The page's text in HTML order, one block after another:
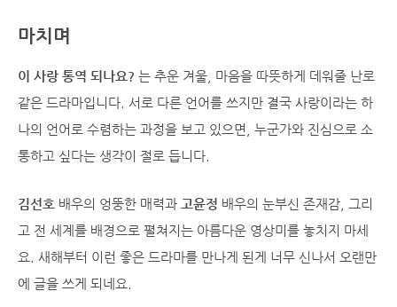
마치며
이 사랑 통역 되나요? 는 추운 겨울, 마음을 따뜻하게 데워줄 난로
같은 드라마입니다. 서로 다른 언어를 쓰지만 결국 사랑이라는 하
나의 언어로 수렴하는 과정을 보고 있으면, 누군가와 진심으로 소
통하고 싶다는 생각이 절로 듭니다.
김선호 배우의 엉뚱한 매력과 고윤정 배우의 눈부신 존재감, 그리
고 전 세계를 배경으로 펼쳐지는 아름다운 영상미를 놓치지 마세
요. 새해부터 이런 좋은 드라마를 만나게 된게 너무 신나서 오랜만
에 글을 쓰게 되네요.